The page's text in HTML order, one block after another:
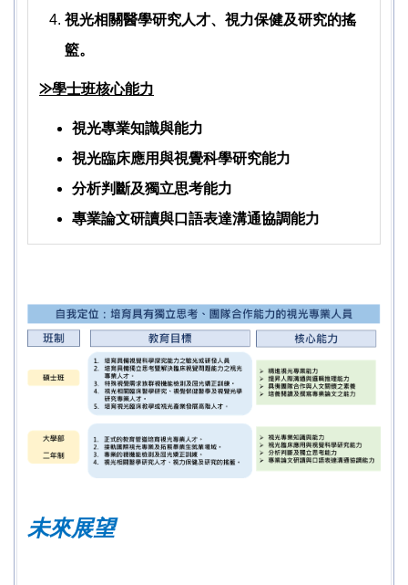
視光相關醫學研究人才、視力保健及研究的搖
籃。
⨠學士班核心能力
視光專業知識與能力
視光臨床應用與視覺科學研究能力
分析判斷及獨立思考能力
專業論文研讀與口語表達溝通協調能力
未來展望